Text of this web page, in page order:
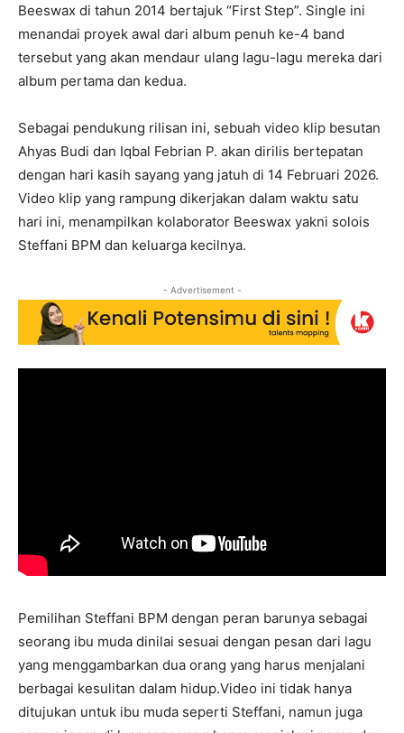
Beeswax di tahun 2014 bertajuk “First Step”. Single ini
menandai proyek awal dari album penuh ke-4 band
tersebut yang akan mendaur ulang lagu-lagu mereka dari
album pertama dan kedua.
Sebagai pendukung rilisan ini, sebuah video klip besutan
Ahyas Budi dan Iqbal Febrian P. akan dirilis bertepatan
dengan hari kasih sayang yang jatuh di 14 Februari 2026.
Video klip yang rampung dikerjakan dalam waktu satu
hari ini, menampilkan kolaborator Beeswax yakni solois
Steffani BPM dan keluarga kecilnya.
- Advertisement -
Pemilihan Steffani BPM dengan peran barunya sebagai
seorang ibu muda dinilai sesuai dengan pesan dari lagu
yang menggambarkan dua orang yang harus menjalani
berbagai kesulitan dalam hidup.Video ini tidak hanya
ditujukan untuk ibu muda seperti Steffani, namun juga